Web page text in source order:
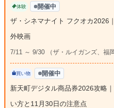
体験 開催中
ザ・シネマナイト フクオカ2026
外映画
7/11 ～ 9/30 （ザ・ルイガンズ、福
買い物 開催中
新天町デジタル商品券2026攻略
い方と11月30日の注意点